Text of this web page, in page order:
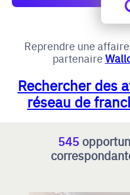
Reprendre une
partenaire
Rechercher des
réseau de
545